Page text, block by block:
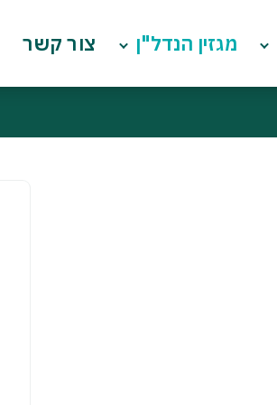
מגזין הנדל"ן צור קשר